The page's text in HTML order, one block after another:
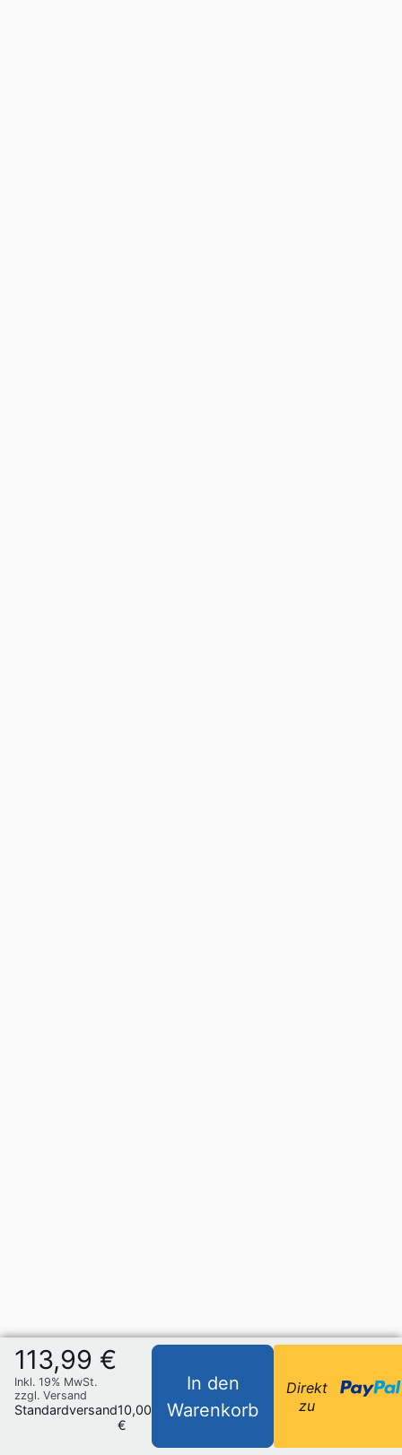
113,99 €
Inkl. 19% MwSt.
zzgl. Versand
Standardversand10,00
€
In den
Warenkorb
Direkt
zu